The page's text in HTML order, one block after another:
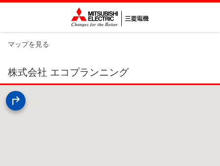
マップを見る
株式会社 エコプランニング